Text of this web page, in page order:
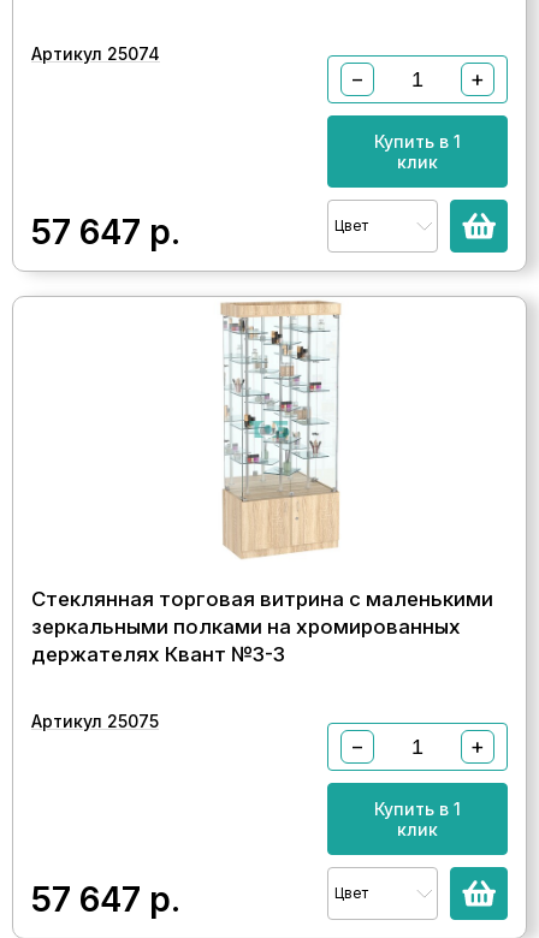
Артикул 25074
57 647 р.
− +
Купить в 1
клик
Цвет
Стеклянная торговая витрина с маленькими
зеркальными полками на хромированных
держателях Квант №3-3
Артикул 25075
57 647 р.
− +
Купить в 1
клик
Цвет